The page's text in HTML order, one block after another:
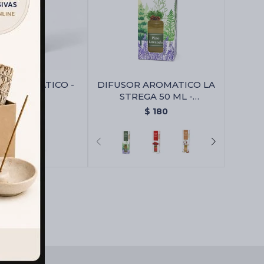
AROMATICO -
Sándalo
100
DIFUSOR AROMATICO LA
STREGA 50 ML -
Pino/lavanda
$ 180